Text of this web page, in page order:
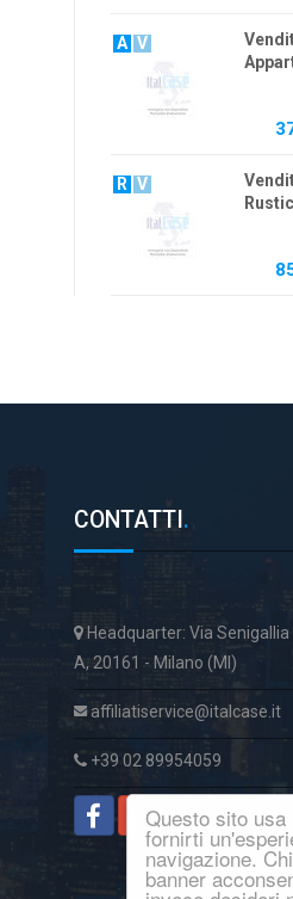
Questo sito
fornirti
navigazione.
banner
A V
R V
CONTATTI .
Headquarter: Via
A, 20161 - Milano (MI)
affiliatiservice@italcase.it
+39 02 89954059